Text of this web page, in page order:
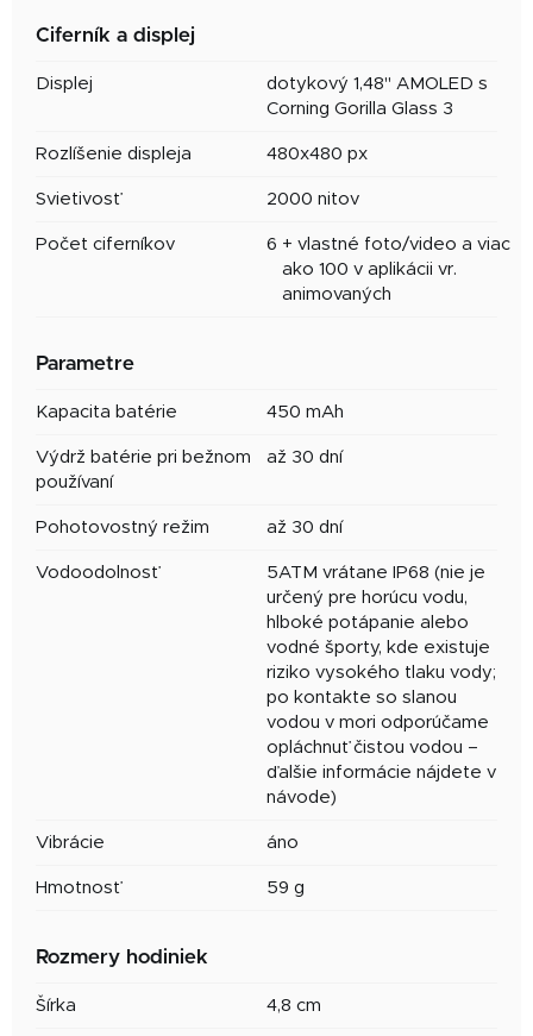
Ciferník a displej
Displej
dotykový 1,48" AMOLED s
Corning Gorilla Glass 3
Rozlíšenie displeja 480x480 px
Svietivosť 2000 nitov
Počet ciferníkov 6 + vlastné foto/video a viac
ako 100 v aplikácii vr.
animovaných
Parametre
Kapacita batérie 450 mAh
Výdrž batérie pri bežnom
používaní
až 30 dní
Pohotovostný režim až 30 dní
Vodoodolnosť
5ATM vrátane IP68 (nie je
určený pre horúcu vodu,
hlboké potápanie alebo
vodné športy, kde existuje
riziko vysokého tlaku vody;
po kontakte so slanou
vodou v mori odporúčame
opláchnuť čistou vodou –
ďalšie informácie nájdete v
návode)
Vibrácie áno
Hmotnosť 59 g
Rozmery hodiniek
Šírka 4,8 cm